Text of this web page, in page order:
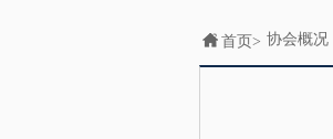
首页> 协会概况